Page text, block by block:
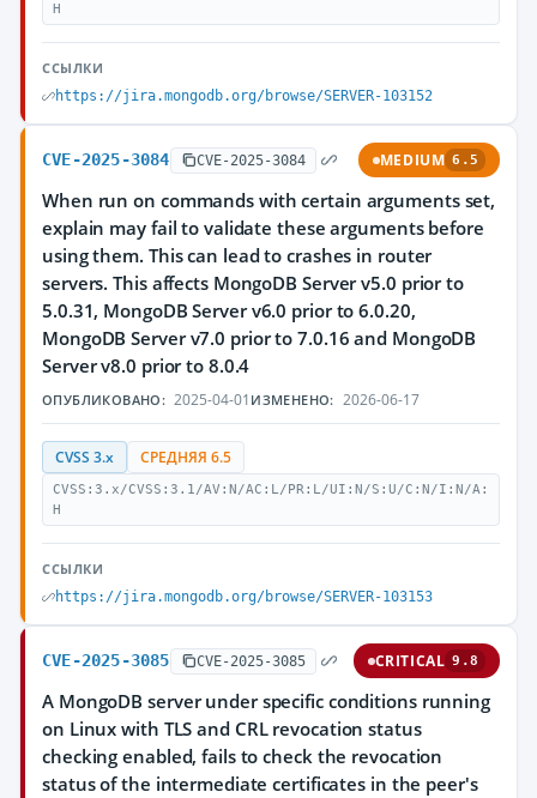
H
ССЫЛКИ
https://jira.mongodb.org/browse/SERVER-103152
CVE-2025-3084 CVE-2025-3084 MEDIUM 6.5
When run on commands with certain arguments set,
explain may fail to validate these arguments before
using them. This can lead to crashes in router
servers. This affects MongoDB Server v5.0 prior to
5.0.31, MongoDB Server v6.0 prior to 6.0.20,
MongoDB Server v7.0 prior to 7.0.16 and MongoDB
Server v8.0 prior to 8.0.4
ОПУБЛИКОВАНО: 2025-04-01 ИЗМЕНЕНО: 2026-06-17
CVSS 3.x СРЕДНЯЯ 6.5
CVSS:3.x/CVSS:3.1/AV:N/AC:L/PR:L/UI:N/S:U/C:N/I:N/A:
H
ССЫЛКИ
https://jira.mongodb.org/browse/SERVER-103153
CVE-2025-3085 CVE-2025-3085 CRITICAL 9.8
A MongoDB server under specific conditions running
on Linux with TLS and CRL revocation status
checking enabled, fails to check the revocation
status of the intermediate certificates in the peer's